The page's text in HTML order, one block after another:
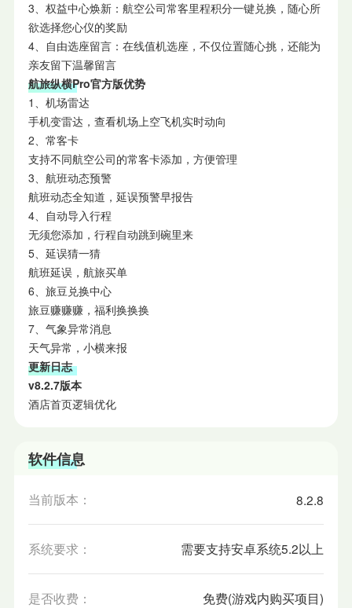
3、权益中心焕新：航空公司常客里程积分一键兑换，随心所
欲选择您心仪的奖励
4、自由选座留言：在线值机选座，不仅位置随心挑，还能为
亲友留下温馨留言
航旅纵横Pro官方版优势
1、机场雷达
手机变雷达，查看机场上空飞机实时动向
2、常客卡
支持不同航空公司的常客卡添加，方便管理
3、航班动态预警
航班动态全知道，延误预警早报告
4、自动导入行程
无须您添加，行程自动跳到碗里来
5、延误猜一猜
航班延误，航旅买单
6、旅豆兑换中心
旅豆赚赚赚，福利换换换
7、气象异常消息
天气异常，小横来报
更新日志
v8.2.7版本
酒店首页逻辑优化
软件信息
当前版本： 8.2.8
系统要求： 需要支持安卓系统5.2以上
是否收费： 免费(游戏内购买项目)